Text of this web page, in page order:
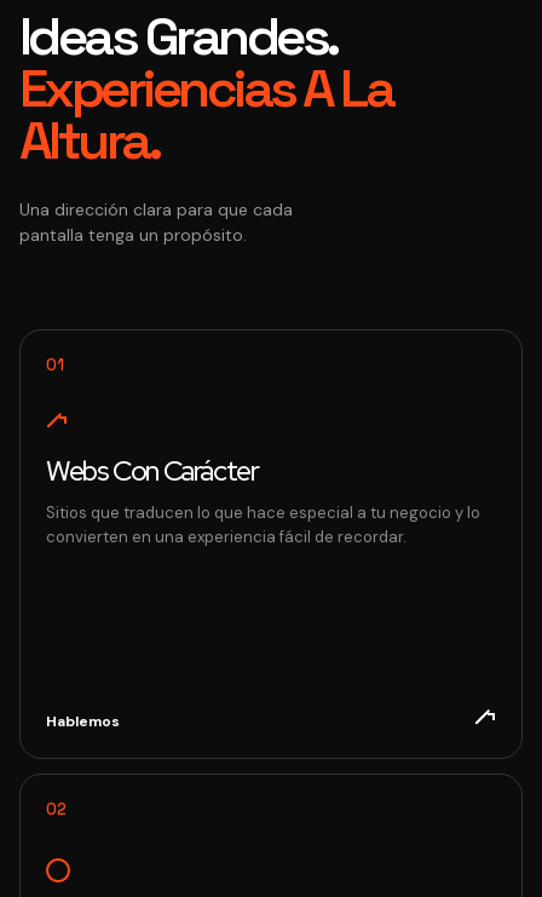
Ideas Grandes.
Experiencias A La
Altura.
Una dirección clara para que cada
pantalla tenga un propósito.
01
Webs Con Carácter
Sitios que traducen lo que hace especial a tu negocio y lo
convierten en una experiencia fácil de recordar.
Hablemos
02